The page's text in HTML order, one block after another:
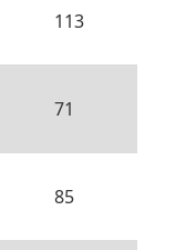
113
71
85